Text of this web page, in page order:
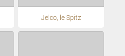
Jelco, le Spitz